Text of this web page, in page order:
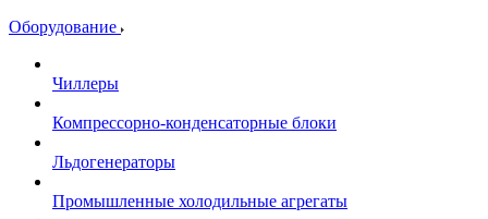
Оборудование
Чиллеры
Компрессорно-конденсаторные блоки
Льдогенераторы
Промышленные холодильные агрегаты